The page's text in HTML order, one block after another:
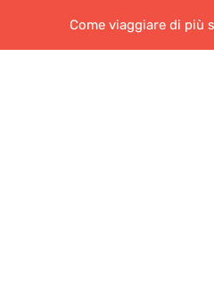
Come viaggiare di più